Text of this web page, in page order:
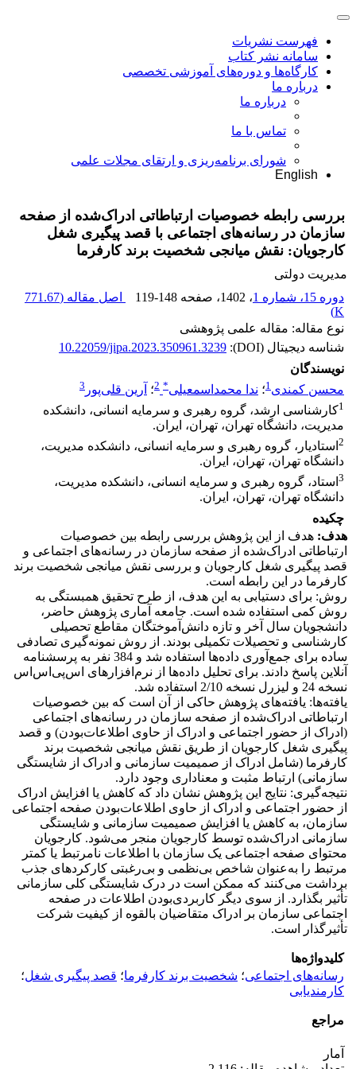
فهرست نشریات
سامانه نشر کتاب
کارگاه‌ها و دوره‌های آموزشی تخصصی
درباره ما
درباره ما
تماس با ما
شورای برنامه‌ریزی و ارتقای مجلات علمی
English
بررسی رابطه خصوصیات ارتباطاتی ادراک‌شده از صفحه
سازمان در رسانه‌های اجتماعی با قصد پیگیری شغل
کارجویان: نقش میانجی شخصیت برند کارفرما
مدیریت دولتی
دوره 15، شماره 1
، 1402 ، صفحه 119-148 اصل مقاله (771.67
K
)
نوع مقاله: مقاله علمی پژوهشی
شناسه دیجیتال (DOI):
10.22059/jipa.2023.350961.3239
نویسندگان
محسن کمندی1؛ ندا محمداسمعیلی*
2؛ آرین قلی‌پور 3
1کارشناسی ارشد، گروه رهبری و سرمایه انسانی، دانشکده
مدیریت، دانشگاه تهران، تهران، ایران.
2 استادیار، گروه رهبری و سرمایه انسانی، دانشکده مدیریت،
دانشگاه تهران، تهران، ایران.
3 استاد، گروه رهبری و سرمایه انسانی، دانشکده مدیریت،
دانشگاه تهران، تهران، ایران.
چکیده
هدف: هدف از این پژوهش بررسی رابطه بین خصوصیات
ارتباطاتی ادراک‌شده از صفحه سازمان در رسانه‌های اجتماعی و
قصد پیگیری شغل کارجویان و بررسی نقش میانجی شخصیت برند
کارفرما در این رابطه است.
روش: برای دستیابی به این هدف، از طرح تحقیق هم‏بستگی به
‌روش کمی استفاده شده است. جامعه آماری پژوهش حاضر،
دانشجویان سال آخر و تازه دانش‌آموختگان مقاطع تحصیلی
کارشناسی و تحصیلات تکمیلی بودند. از روش نمونه‌گیری تصادفی
ساده برای جمع‌آوری داده‌ها استفاده شد و 384 نفر به پرسش‏نامه
آنلاین پاسخ دادند. برای تحلیل داده‌ها از نرم‌افزارهای اس‌پی‌اس‌اس
نسخه 24 و لیزرل نسخه 2/10 استفاده شد.
یافته‌ها: یافته‌های پژوهش حاکی از آن است که بین خصوصیات
ارتباطاتی ادراک‌شده از صفحه سازمان در رسانه‌های اجتماعی
(ادراک از حضور اجتماعی و ادراک از حاوی اطلاعات‌بودن) و قصد
پیگیری شغل کارجویان از طریق نقش میانجی شخصیت برند
کارفرما (شامل ادراک از صمیمیت سازمانی و ادراک از شایستگی
سازمانی) ارتباط مثبت و معناداری وجود دارد.
نتیجه‌گیری: نتایج این پژوهش نشان داد که کاهش یا افزایش ادراک
از حضور اجتماعی و ادراک از حاوی اطلاعات‌بودن صفحه اجتماعی
سازمان، به کاهش یا افزایش صمیمیت سازمانی و شایستگی
سازمانی ادراک‌شده توسط کارجویان منجر می‌شود. کارجویان
محتوای صفحه اجتماعی یک سازمان با اطلاعات نامرتبط یا کمتر
مرتبط را به‌عنوان شاخص بی‌نظمی ‌‌و بی‌رغبتی کارکردهای جذب
برداشت می‌کنند که ممکن است در درک شایستگی کلی سازمانی
تأثیر بگذارد. از سوی دیگر کاربردی‌بودن اطلاعات در صفحه
اجتماعی سازمان بر ادراک متقاضیان بالقوه از کیفیت شرکت
تأثیرگذار است.
کلیدواژه‌ها
رسانه‌های اجتماعی؛ شخصیت برند کارفرما؛ قصد پیگیری شغل؛
کارمندیابی
مراجع
آمار